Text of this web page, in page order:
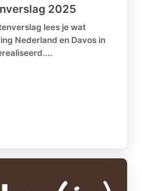
2025
lees je wat
Nederland en Davos in